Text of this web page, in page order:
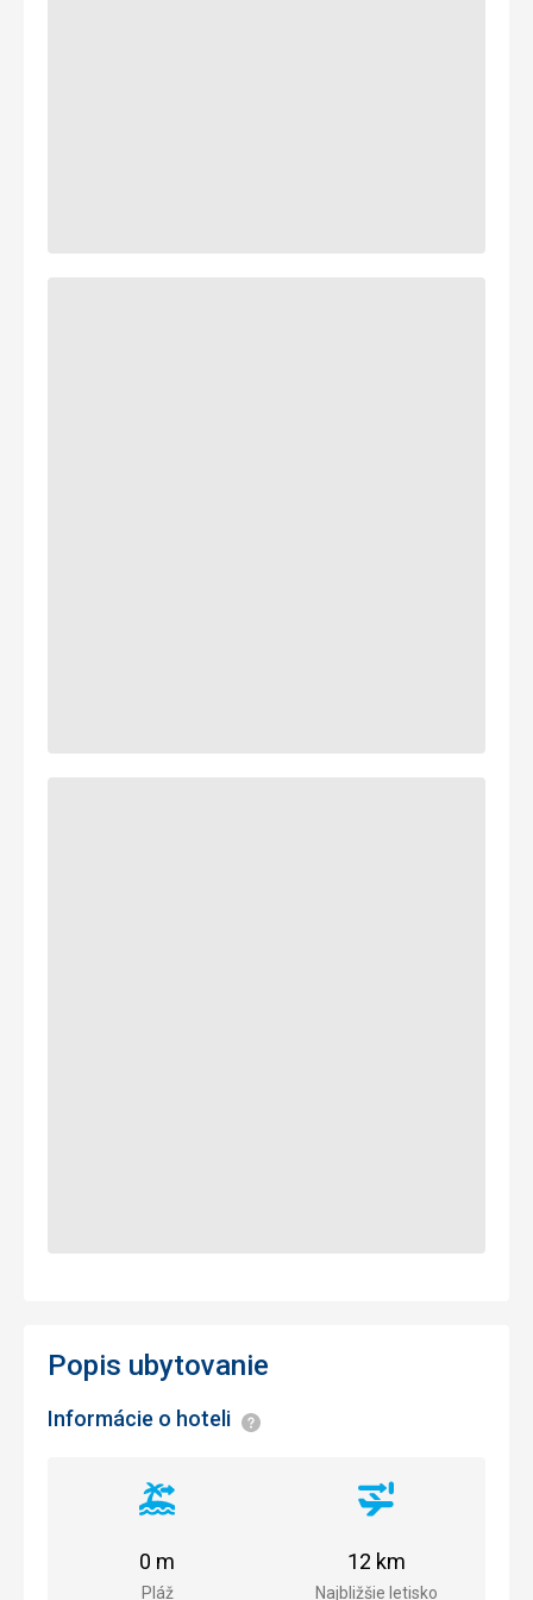
Popis ubytovanie
Informácie o hoteli Informácie
Vzdialenosť
pláže
Pláž
0 m
Vzdialenosť
letiska
Najbližšie letisko
12 km